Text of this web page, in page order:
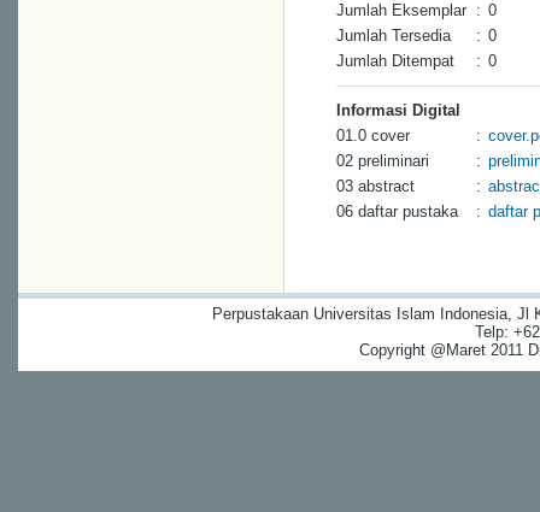
Jumlah Eksemplar : 0
Jumlah Tersedia
: 0
Jumlah Ditempat
: 0
Informasi Digital
01.0 cover
:
02 preliminari
:
03 abstract
:
06 daftar pustaka
: daftar
Perpustakaan Universitas Islam Indonesia, Jl
Telp:
Copyright @Maret 2011